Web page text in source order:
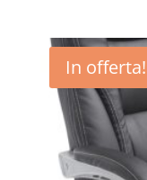
era:
159,00€.
è:
In offerta!